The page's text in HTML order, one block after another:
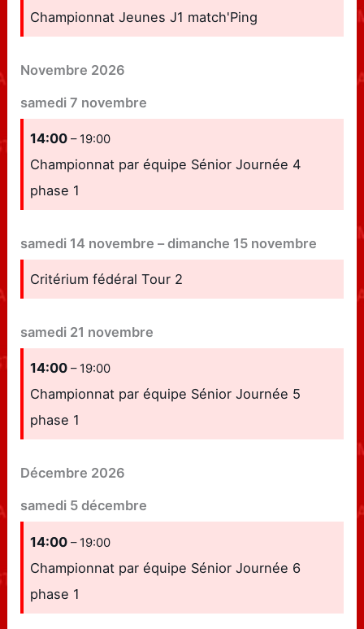
Championnat Jeunes J1 match'Ping
Novembre 2026
samedi 7 novembre
14:00– 19:00
Championnat par équipe Sénior Journée 4
phase 1
samedi 14 novembre –dimanche 15 novembre
Critérium fédéral Tour 2
samedi 21 novembre
14:00– 19:00
Championnat par équipe Sénior Journée 5
phase 1
Décembre 2026
samedi 5 décembre
14:00– 19:00
Championnat par équipe Sénior Journée 6
phase 1